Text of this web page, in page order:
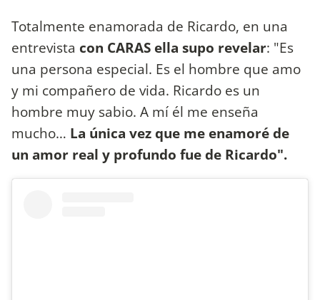
Totalmente enamorada de Ricardo, en una
entrevista con CARAS ella supo revelar: "Es
una persona especial. Es el hombre que amo
y mi compañero de vida. Ricardo es un
hombre muy sabio. A mí él me enseña
mucho… La única vez que me enamoré de
un amor real y profundo fue de Ricardo".